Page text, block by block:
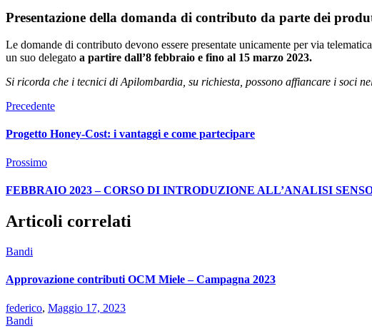
Presentazione della domanda di contributo da parte dei
Le domande di contributo devono essere presentate unicamente per via
un suo delegato a partire dall’8 febbraio e fino al 15 marzo 2023.
Si ricorda che i tecnici di Apilombardia, su richiesta, possono affiancare i soci
Precedente
Progetto Honey-Cost: i vantaggi e come partecipare
Prossimo
FEBBRAIO 2023 – CORSO DI INTRODUZIONE ALL’ANALISI
Articoli correlati
Bandi
Approvazione contributi OCM Miele – Campagna 2023
federico, Maggio 17, 2023
Bandi